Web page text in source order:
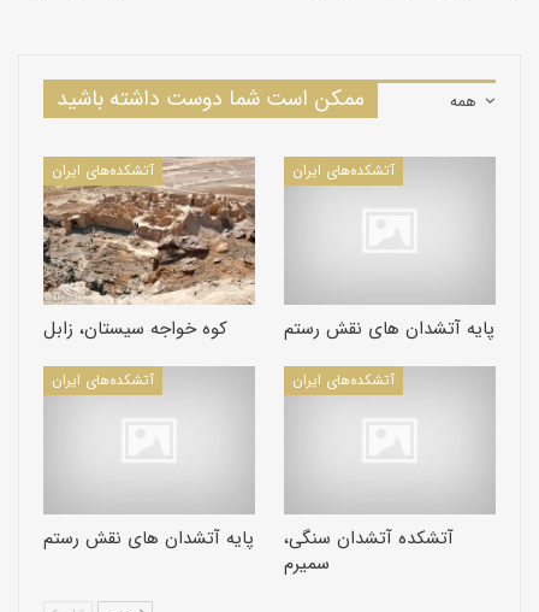
ممکن است شما دوست داشته باشید
آتشکده‌های ایران
کوه خواجه سیستان، زابل
آتشکده‌های ایران
پایه آتشدان های نقش رستم
آتشکده‌های ایران
پایه آتشدان های نقش رستم
آتشکده‌های ایران
آتشکده آتشدان سنگى،
سميرم